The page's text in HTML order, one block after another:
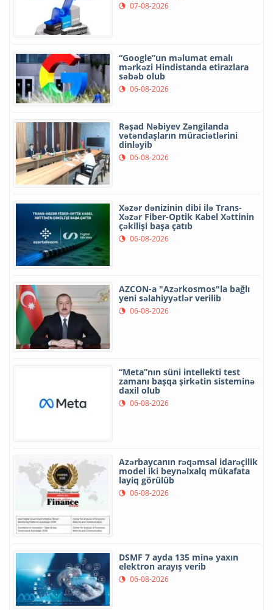
07-08-2026
“Google”un məlumat emalı
mərkəzi Hindistanda etirazlara
səbəb olub
06-08-2026
Rəşad Nəbiyev Zəngilanda
vətəndaşların müraciətlərini
dinləyib
06-08-2026
Xəzər dənizinin dibi ilə Trans-
Xəzər Fiber-Optik Kabel Xəttinin
çəkilişi başa çatıb
06-08-2026
AZCON-a "Azərkosmos"la bağlı
yeni səlahiyyətlər verilib
06-08-2026
“Meta”nın süni intellekti test
zamanı başqa şirkətin sisteminə
daxil olub
06-08-2026
Azərbaycanın rəqəmsal idarəçilik
model iki beynəlxalq mükafata
layiq görülüb
06-08-2026
DSMF 7 ayda 135 minə yaxın
elektron arayış verib
06-08-2026